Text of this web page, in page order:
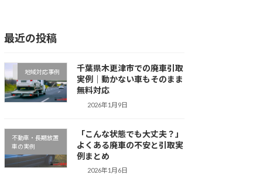
最近の投稿
地域対応事例
千葉県木更津市での廃車引取
実例｜動かない車もそのまま
無料対応
2026年1月9日
不動車・長期放置
車の実例
「こんな状態でも大丈夫？」
よくある廃車の不安と引取実
例まとめ
2026年1月6日